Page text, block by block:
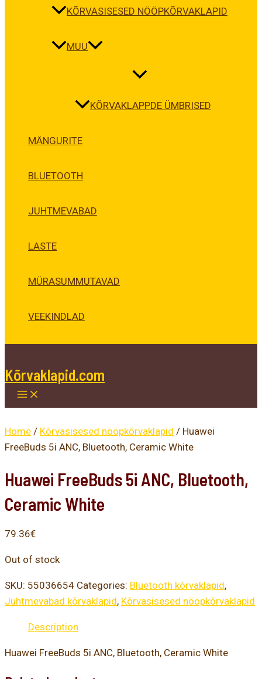
KÕRVASISESED NÖÖPKÕRVAKLAPID
MUU
KÕRVAKLAPPDE ÜMBRISED
MÄNGURITE
BLUETOOTH
JUHTMEVABAD
LASTE
MÜRASUMMUTAVAD
VEEKINDLAD
Kõrvaklapid.com
Home / Kõrvasisesed nööpkõrvaklapid / Huawei
FreeBuds 5i ANC, Bluetooth, Ceramic White
Huawei FreeBuds 5i ANC, Bluetooth,
Ceramic White
79.36€
Out of stock
SKU: 55036654 Categories: Bluetooth kõrvaklapid,
Juhtmevabad kõrvaklapid, Kõrvasisesed nööpkõrvaklapid
Description
Huawei FreeBuds 5i ANC, Bluetooth, Ceramic White